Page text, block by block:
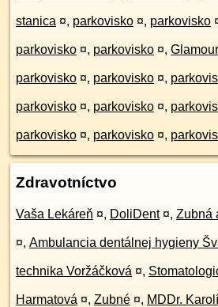
stanica ¤, parkovisko ¤, parkovisko
parkovisko ¤, parkovisko ¤,
parkovisko ¤, parkovisko ¤,
parkovisko ¤, parkovisko ¤,
parkovisko ¤, parkovisko ¤,
Zdravotníctvo
Vaša Lekáreň ¤, DoliDent ¤, Zubná
¤, Ambulancia dentálnej hygieny
technika Voržáčková ¤,
Harmatová ¤, Zubné ¤, MDDr.